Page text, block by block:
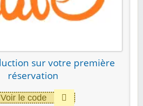
sur votre première
réservation
Voir le code